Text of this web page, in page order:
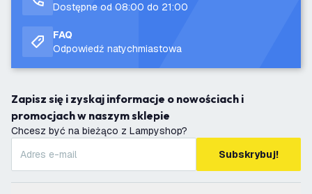
Dostępne od 08:00 do 21:00
FAQ
Odpowiedź natychmiastowa
Zapisz się i zyskaj informacje o nowościach i
promocjach w naszym sklepie
Chcesz być na bieżąco z Lampyshop?
Subskrybuj!